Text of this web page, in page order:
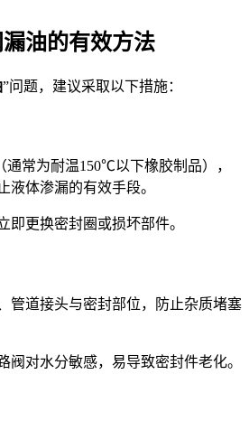
油的有效方法
”问题，建议采取以下措施：
常为耐温150℃以下橡胶制品），
液体渗漏的有效手段。
即更换密封圈或损坏部件。
管道接头与密封部位，防止杂质堵塞
阀对水分敏感，易导致密封件老化。